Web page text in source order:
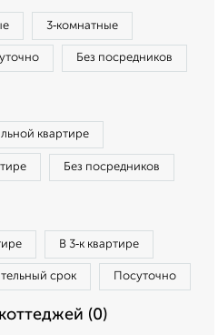
3‑комнатные
Без посредников
квартире
Без посредников
В 3‑к квартире
срок Посуточно
(0)